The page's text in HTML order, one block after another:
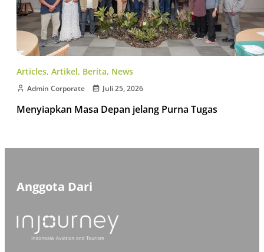
Articles, Artikel, Berita, News
Admin Corporate Juli 25, 2026
Menyiapkan Masa Depan jelang Purna Tugas
Anggota Dari